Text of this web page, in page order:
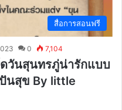
สื่อการสอนฟรี
0 7,104
วันสุนทรภู่น่ารักแบบ
นสุข By little